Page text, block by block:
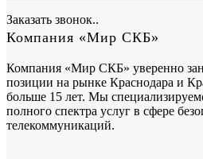
Заказать звонок..
Компания «Мир СКБ»
Компания «Мир СКБ» уверенно
позиции на рынке Краснодара и
больше 15 лет. Мы
полного спектра услуг в сфере
телекоммуникаций.